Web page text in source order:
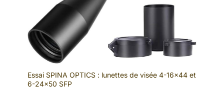
Essai SPINA OPTICS : lunettes de visée 4-16×44 et
6-24×50 SFP